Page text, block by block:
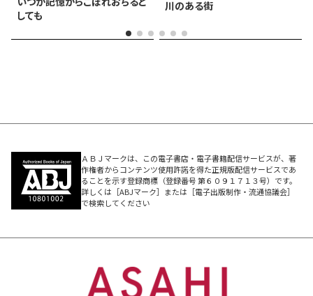
しても
川のある街
ＡＢＪマークは、この電子書店・電子書籍配信サービスが、著
作権者からコンテンツ使用許諾を得た正規版配信サービスであ
ることを示す登録商標（登録番号 第６０９１７１３号）です。
詳しくは［ABJマーク］または［電子出版制作・流通協議会］
で検索してください